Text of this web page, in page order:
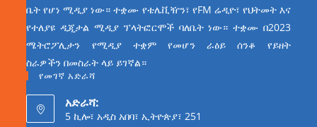
ቤት የሆነ ሚዲያ ነው። ተቋሙ የቴሌቪዥን፣ የFM ሬዲዮ፣ የህትመት እና
የተለያዩ ዲጂታል ሚዲያ ፕላትፎርሞች ባለቤት ነው። ተቋሙ በ2023
ሜትሮፖሊታን የሚዲያ ተቋም የመሆን ራዕይ ሰንቆ የይዘት
ስራዎችን በመስራት ላይ ይገኛል።
የመገኛ አድራሻ
አድራሻ:
5 ኪሎ፣ አዲስ አበባ፣ ኢትዮጵያ፣ 251